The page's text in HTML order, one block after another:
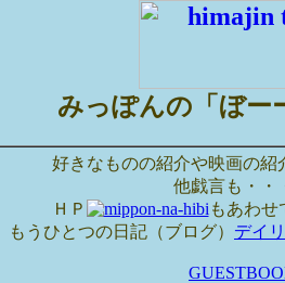
みっぽんの「ぼー
好きなものの紹介や映画の紹
他戯言も・・
ＨＰ
もあわせ
もうひとつの日記（ブログ） デイ